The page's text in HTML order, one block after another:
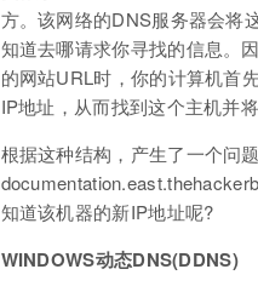
方。该网络的DNS服务器会将
知道去哪请求你寻找的信息。
的网站URL时，你的计算机首
IP地址，从而找到这个主机并
根据这种结构，产生了一个问
知道该机器的新IP地址呢?
WINDOWS动态DNS(DDNS)